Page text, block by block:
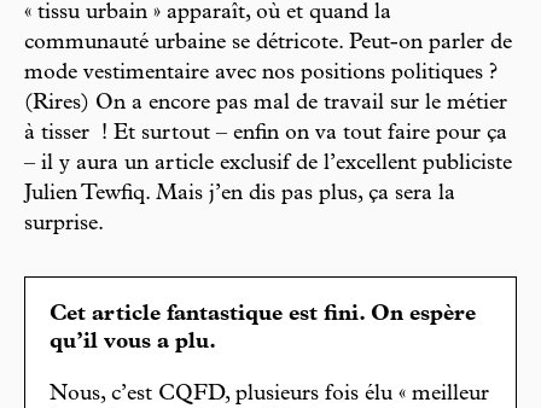
« tissu urbain » apparaît, où et quand la
communauté urbaine se détricote. Peut-on parler de
mode vestimentaire avec nos positions politiques ?
(Rires) On a encore pas mal de travail sur le métier
à tisser ! Et surtout – enfin on va tout faire pour ça
– il y aura un article exclusif de l’excellent publiciste
Julien Tewfiq. Mais j’en dis pas plus, ça sera la
surprise.
Cet article fantastique est fini. On espère
qu’il vous a plu.
Nous, c’est CQFD, plusieurs fois élu « meilleur